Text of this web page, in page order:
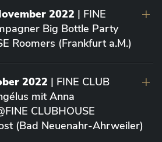
2022 | FINE
Big Bottle Party
Roomers (Frankfurt a.M.)
2022 | FINE CLUB
mit Anna
CLUBHOUSE
(Bad Neuenahr-Ahrweiler)